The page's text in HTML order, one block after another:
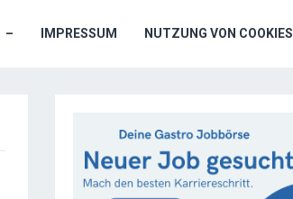
– IMPRESSUM NUTZUNG VON COOKIES